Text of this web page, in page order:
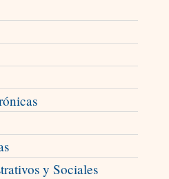
y Sociales